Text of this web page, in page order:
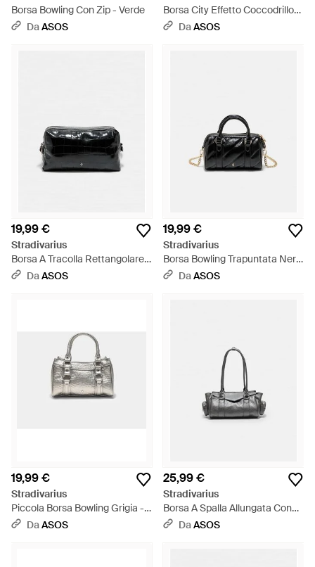
Borsa Bowling Con Zip - Verde
DaASOS
Borsa City Effetto Coccodrillo
Con Fibbie Nera - Nero
DaASOS
19,99 €
Stradivarius
Borsa A Tracolla Rettangolare
Effetto Coccodrillo Nera - Nero
DaASOS
19,99 €
Stradivarius
Borsa Bowling Trapuntata Nera
- Nero
DaASOS
19,99 €
Stradivarius
Piccola Borsa Bowling Grigia -
Bianco
DaASOS
25,99 €
Stradivarius
Borsa A Spalla Allungata Con
Tasche Scuro - Bianco
DaASOS